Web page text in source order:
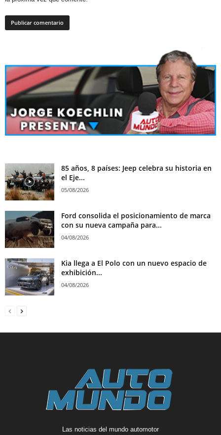
85 años, 8 países: Jeep celebra su historia en
el Eje...
05/08/2026
Ford consolida el posicionamiento de marca
con su nueva campaña para...
04/08/2026
Kia llega a El Polo con un nuevo espacio de
exhibición...
04/08/2026
Las noticias del mundo automotor